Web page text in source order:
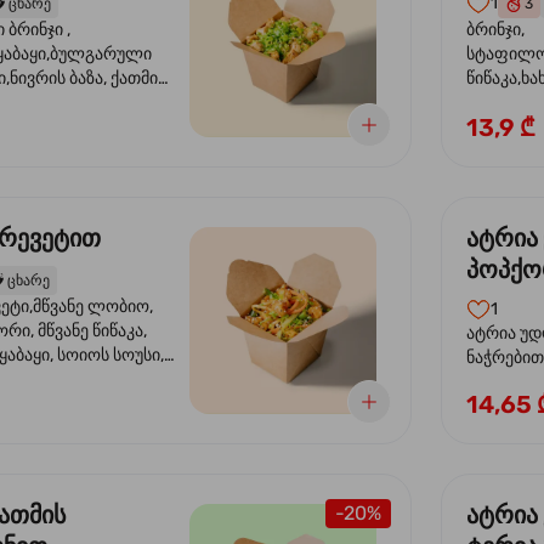
ცხარე
,
ბაზა, ქათმის
ხახვი,სეზამის
3
ბრინჯი,
სოუსი,
13,9 ₾
ცხარე
ლობიო,
მწვანე წიწაკა,
სოიოს სოუსი,
სოუსი, მწვანე ხახვი,
ატრია
სოსუით
1
ატრია
ნაჭრებით,
ნიორი)
14,65
-20%